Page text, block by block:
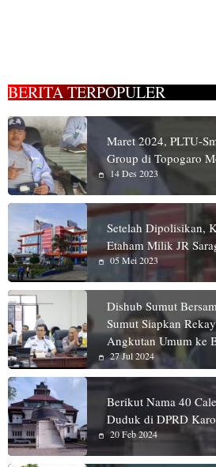
BERITA TERPOPULER
Maret 2024, PLTU-
Group di Topogaro
14 Des 2023
Setelah Dipolisikan,
Etaham Milik JR
05 Mei 2023
Dishub Sumut
Sumut Siapkan
Angkutan Umum ke
27 Jul 2024
Berikut Nama 40
Duduk di DPRD
20 Feb 2024